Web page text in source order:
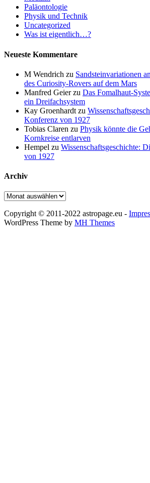
Paläontologie
Physik und Technik
Uncategorized
Was ist eigentlich…?
Neueste Kommentare
M Wendrich zu Sandsteinvariationen
des Curiosity-Rovers auf dem Mars
Manfred Geierzu Das Fomalhaut-
ein Dreifachsystem
Kay Groenhardt zu
Konferenz von 1927
Tobias Claren zu Physik könnte die
Kornkreise entlarven
Hempel zu Wissenschaftsgeschichte:
von 1927
Archiv
Archiv
Copyright © 2011-2022 astropage.eu -
WordPress Theme by MH Themes